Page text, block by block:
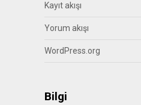
Kayıt akışı
Yorum akışı
WordPress.org
Bilgi